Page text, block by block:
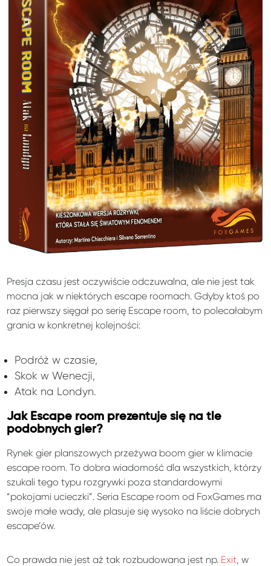
Presja czasu jest oczywiście odczuwalna, ale nie jest tak
mocna jak w niektórych escape roomach. Gdyby ktoś po
raz pierwszy sięgał po serię Escape room, to polecałabym
grania w konkretnej kolejności:
Podróż w czasie,
Skok w Wenecji,
Atak na Londyn.
Jak Escape room prezentuje się na tle
podobnych gier?
Rynek gier planszowych przeżywa boom gier w klimacie
escape room. To dobra wiadomość dla wszystkich, którzy
szukali tego typu rozgrywki poza standardowymi
“pokojami ucieczki”. Seria Escape room od FoxGames ma
swoje małe wady, ale plasuje się wysoko na liście dobrych
escape’ów.
Co prawda nie jest aż tak rozbudowana jest np. Exit, w